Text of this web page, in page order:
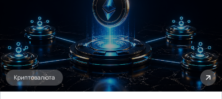
Криптовалюта